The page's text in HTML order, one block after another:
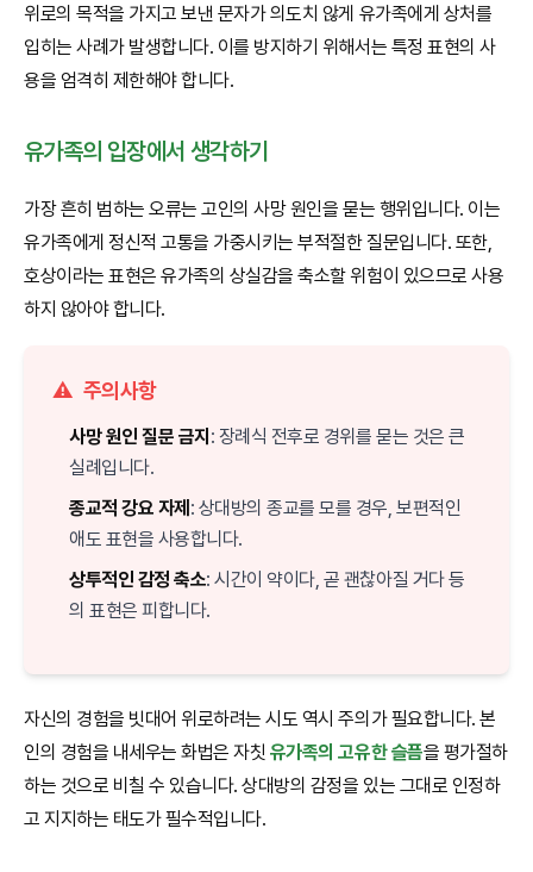
위로의 목적을 가지고 보낸 문자가 의도치 않게 유가족에게 상처를
입히는 사례가 발생합니다. 이를 방지하기 위해서는 특정 표현의 사
용을 엄격히 제한해야 합니다.
유가족의 입장에서 생각하기
가장 흔히 범하는 오류는 고인의 사망 원인을 묻는 행위입니다. 이는
유가족에게 정신적 고통을 가중시키는 부적절한 질문입니다. 또한,
호상이라는 표현은 유가족의 상실감을 축소할 위험이 있으므로 사용
하지 않아야 합니다.
⚠️ 주의사항
사망 원인 질문 금지 : 장례식 전후로 경위를 묻는 것은 큰
실례입니다.
종교적 강요 자제 : 상대방의 종교를 모를 경우, 보편적인
애도 표현을 사용합니다.
상투적인 감정 축소: 시간이 약이다, 곧 괜찮아질 거다 등
의 표현은 피합니다.
자신의 경험을 빗대어 위로하려는 시도 역시 주의가 필요합니다. 본
인의 경험을 내세우는 화법은 자칫 유가족의 고유한 슬픔을 평가절하
하는 것으로 비칠 수 있습니다. 상대방의 감정을 있는 그대로 인정하
고 지지하는 태도가 필수적입니다.